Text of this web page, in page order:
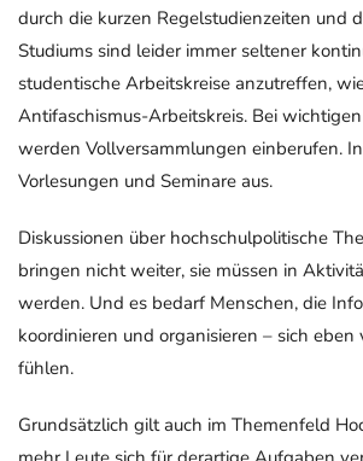
durch die kurzen Regelstudienzeiten und
Studiums sind leider immer seltener
studentische Arbeitskreise anzutreffen,
Antifaschismus-Arbeitskreis. Bei
werden Vollversammlungen einberufen.
Vorlesungen und Seminare aus.
Diskussionen über hochschulpolitische
bringen nicht weiter, sie müssen in
werden. Und es bedarf Menschen, die
koordinieren und organisieren – sich
fühlen.
Grundsätzlich gilt auch im Themenfeld